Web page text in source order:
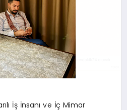
İş İnsanı ve İç Mimar